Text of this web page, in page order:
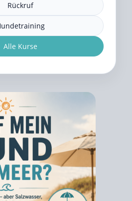
Rückruf
Alle Kurse